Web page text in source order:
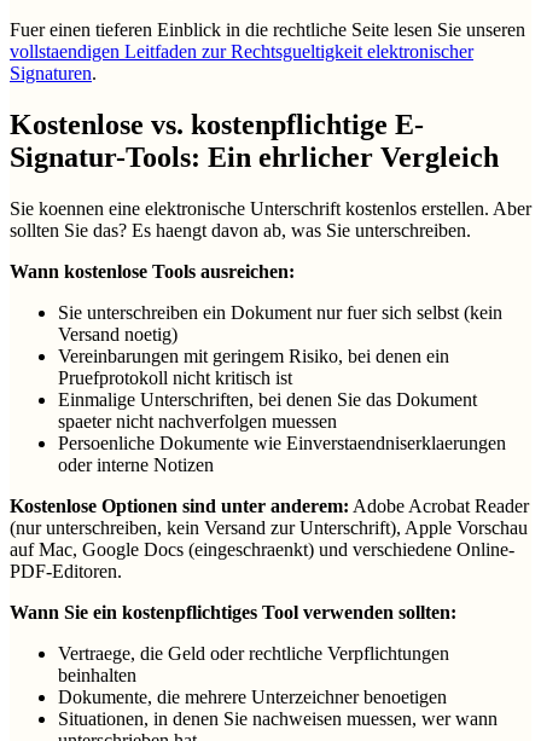
Fuer einen tieferen Einblick in die rechtliche Seite lesen Sie unseren
vollstaendigen Leitfaden zur Rechtsgueltigkeit elektronischer
Signaturen.
Kostenlose vs. kostenpflichtige E-
Signatur-Tools: Ein ehrlicher Vergleich
Sie koennen eine elektronische Unterschrift kostenlos erstellen. Aber
sollten Sie das? Es haengt davon ab, was Sie unterschreiben.
Wann kostenlose Tools ausreichen:
Sie unterschreiben ein Dokument nur fuer sich selbst (kein
Versand noetig)
Vereinbarungen mit geringem Risiko, bei denen ein
Pruefprotokoll nicht kritisch ist
Einmalige Unterschriften, bei denen Sie das Dokument
spaeter nicht nachverfolgen muessen
Persoenliche Dokumente wie Einverstaendniserklaerungen
oder interne Notizen
Kostenlose Optionen sind unter anderem: Adobe Acrobat Reader
(nur unterschreiben, kein Versand zur Unterschrift), Apple Vorschau
auf Mac, Google Docs (eingeschraenkt) und verschiedene Online-
PDF-Editoren.
Wann Sie ein kostenpflichtiges Tool verwenden sollten:
Vertraege, die Geld oder rechtliche Verpflichtungen
beinhalten
Dokumente, die mehrere Unterzeichner benoetigen
Situationen, in denen Sie nachweisen muessen, wer wann